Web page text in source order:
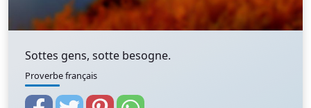
Sottes gens, sotte besogne.
Proverbe français